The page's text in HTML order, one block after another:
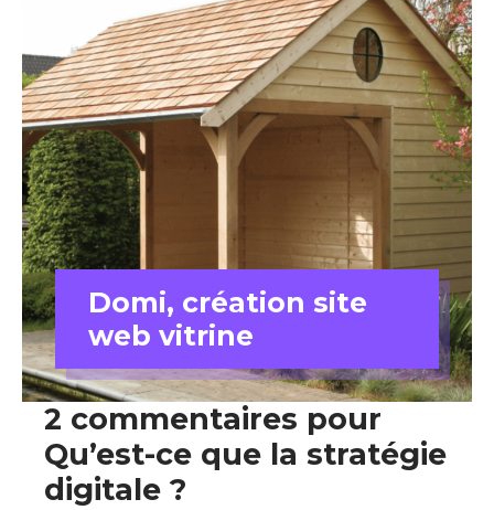
Domi, création site
web vitrine
2 commentaires pour
Qu’est-ce que la stratégie
digitale ?